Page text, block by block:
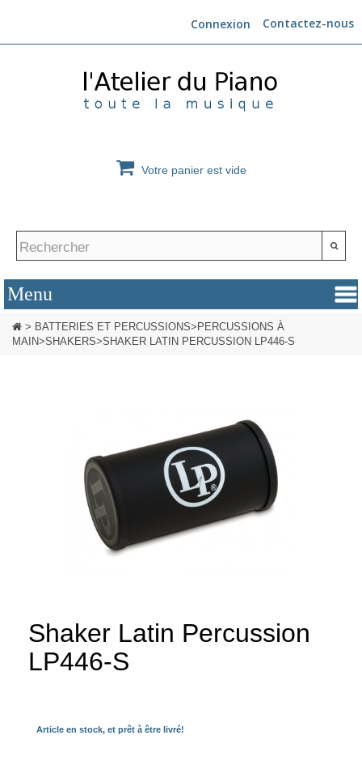
Contactez-nous
Connexion
Votre panier est vide
> BATTERIES ET PERCUSSIONS> PERCUSSIONS À
MAIN>SHAKERS>SHAKER LATIN PERCUSSION LP446-S
Shaker Latin Percussion
LP446-S
Article en stock, et prêt à être livré!